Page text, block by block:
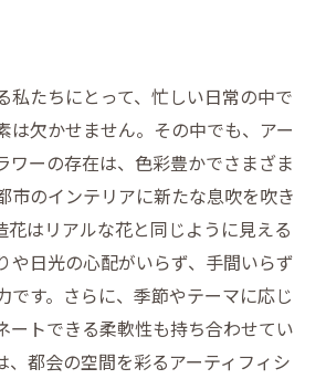
私たちにとって、忙しい日常の中で
は欠かせません。その中でも、アー
ワーの存在は、色彩豊かでさまざま
市のインテリアに新たな息吹を吹き
花はリアルな花と同じように見える
や日光の心配がいらず、手間いらず
です。さらに、季節やテーマに応じ
ートできる柔軟性も持ち合わせてい
、都会の空間を彩るアーティフィシ